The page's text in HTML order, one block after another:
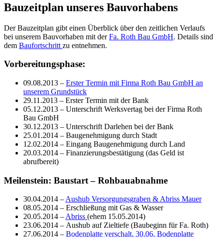
Bauzeitplan unseres Bauvorhabens
Der Bauzeitplan gibt einen Überblick über den zeitlichen Verlaufs
bei unserem Bauvorhaben mit derFa. Roth Bau GmbH. Details sind
dem Baufortschritt zu entnehmen.
Vorbereitungsphase:
09.08.2013 – ErsterTermin mit Firma Roth Bau GmbH an
unserem Grundstück
29.11.2013 – ErsterTermin mit der Bank
05.12.2013 – Unterschrift Werksvertag bei der Firma Roth
Bau GmbH
30.12.2013 – Unterschrift Darlehen bei der Bank
25.01.2014 – Baugenehmigung durch Stadt
12.02.2014 – Eingang Baugenehmigung durch Land
20.03.2014 – Finanzierungsbestätigung (das Geld ist
abrufbereit)
Meilenstein: Baustart – Rohbauabnahme
30.04.2014 –Aushub Versorgungsgraben & Abriss Mauer
08.05.2014 – Erschließung mit Gas & Wasser
20.05.2014 –Abriss (ehem 15.05.2014)
23.06.2014 – Aushub auf Zieltiefe (Baubeginn für Fa. Roth)
27.06.2014 – Bodenplatte verschalt, 30.06. Bodenplatte